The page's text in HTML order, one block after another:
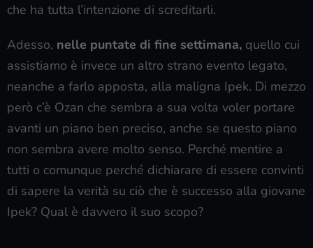
che ha tutta l’intenzione di screditarli.
Adesso, nelle puntate di fine settimana, quello cui
assistiamo è invece un altro strano evento legato,
neanche a farlo apposta, alla maligna Ipek. Di mezzo
però c’è Ozan che sembra a sua volta voler portare
avanti un piano ben preciso, anche se questo piano
non sembra avere molto senso. Perché mentire a
tutti o comunque perché dichiarare di essere convinti
di sapere la verità su ciò che è successo alla giovane
Ipek? Qual è davvero il suo scopo?